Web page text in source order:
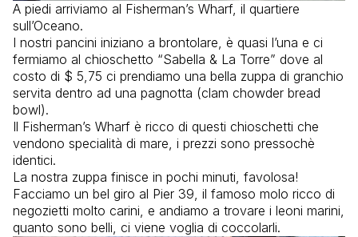
A piedi arriviamo al Fisherman’s Wharf, il quartiere
sull’Oceano.
I nostri pancini iniziano a brontolare, è quasi l’una e ci
fermiamo al chioschetto “Sabella & La Torre” dove al
costo di $ 5,75 ci prendiamo una bella zuppa di granchio
servita dentro ad una pagnotta (clam chowder bread
bowl).
Il Fisherman’s Wharf è ricco di questi chioschetti che
vendono specialità di mare, i prezzi sono pressochè
identici.
La nostra zuppa finisce in pochi minuti, favolosa!
Facciamo un bel giro al Pier 39, il famoso molo ricco di
negozietti molto carini, e andiamo a trovare i leoni marini,
quanto sono belli, ci viene voglia di coccolarli.